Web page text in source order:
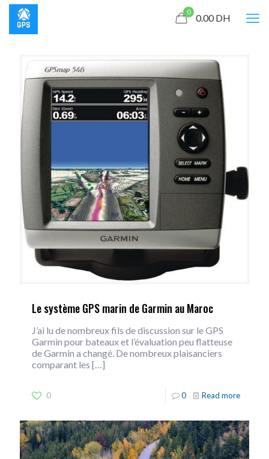
0
0.00DH
Le système GPS marin de Garmin au Maroc
J’ai lu de nombreux fils de discussion sur le GPS
Garmin pour bateaux et l’évaluation peu flatteuse
de Garmin a changé. De nombreux plaisanciers
comparant les […]
0 0 Read more